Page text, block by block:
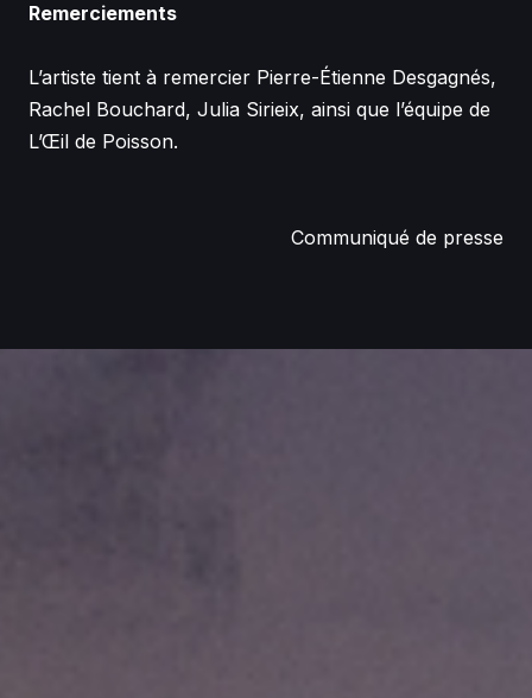
Remerciements
L’artiste tient à remercier Pierre-Étienne Desgagnés,
Rachel Bouchard, Julia Sirieix, ainsi que l’équipe de
L’Œil de Poisson.
Communiqué de presse